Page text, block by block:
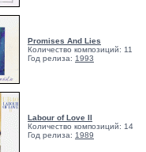
Promises And Lies
Количество композиций: 11
Год релиза: 1993
Labour of Love II
Количество композиций: 14
Год релиза: 1989